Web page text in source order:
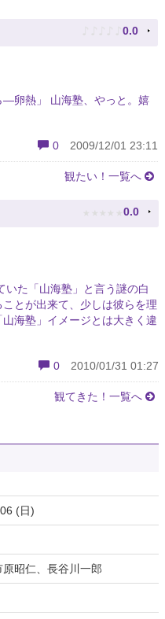
♪ ♪ ♪ ♪ ♪ 0.0
―卵熱」 山海塾、やっと。嬉
0 2009/12/01 23:11
観たい！一覧へ
★ ★ ★ ★ ★ 0.0
いた「山海塾」と言う謎の白
とが出来て、少しは彼らを理
海塾」イメージとは大きく違
0 2010/01/31 01:27
観てきた！一覧へ
(日)
昭仁、長谷川一郎